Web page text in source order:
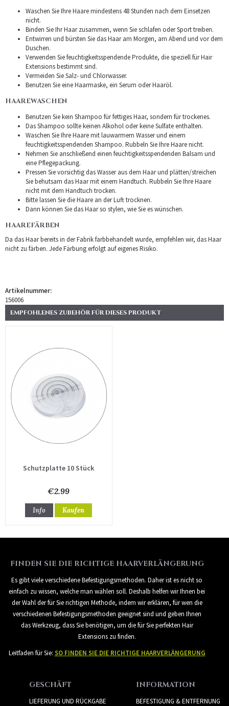
Waschen Sie Ihre Haare mindestens 48 Stunden nach dem Einsetzen
nicht.
Binden Sie Ihr Haar zusammen, wenn Sie schlafen oder Sport treiben.
Entwirren und bürsten Sie das Haar am Morgen, am Abend und vor dem
Duschen.
Verwenden Sie feuchtigkeitsspendende Produkte, die speziell für Hair
Extensions bestimmt sind.
Vermeiden Sie Salz- und Chlorwasser.
Benutzen Sie eine Haarmaske, ein Serum oder Haaröl.
HAAREWASCHEN
Benutzen Sie kein Shampoo für fettiges Haar, sondern für trockenes.
Das Shampoo sollte keinen Alkohol oder keine Sulfate enthalten.
Waschen Sie Ihre Haare mit lauwarmem Wasser und einem
feuchtigkeitsspendenden Shampoo. Rubbeln Sie Ihre Haare nicht.
Nehmen Sie anschließend einen feuchtigkeitsspendenden Balsam und
eine Pflegepackung.
Pressen Sie vorsichtig das Wasser aus dem Haar und plätten/streichen
Sie behutsam das Haar mit einem Handtuch. Rubbeln Sie Ihre Haare
nicht mit dem Handtuch trocken.
Bitte lassen Sie die Haare an der Luft trocknen.
Dann können Sie das Haar so stylen, wie Sie es wünschen.
HAAREFÄRBEN
Da das Haar bereits in der Fabrik farbbehandelt wurde, empfehlen wir, das Haar
nicht zu färben. Jede Färbung erfolgt auf eigenes Risiko.
Artikelnummer:
156006
EMPFOHLENES ZUBEHÖR FÜR DIESES PRODUKT
Schutzplatte 10 Stück
€2.99
Info Kaufen
FINDEN SIE DIE RICHTIGE HAARVERLÄNGERUNG
Es gibt viele verschiedene Befestigungsmethoden. Daher ist es nicht so
einfach zu wissen, welche man wählen soll. Deshalb helfen wir Ihnen bei
der Wahl der für Sie richtigen Methode, indem wir erklären, für wen die
verschiedenen Befestigungsmethoden geeignet sind und geben Ihnen
das Werkzeug, dass Sie benötigen, um die für Sie perfekten Hair
Extensions zu finden.
Leitfaden für Sie: SO FINDEN SIE DIE RICHTIGE HAARVERLÄNGERUNG
GESCHÄFT
LIEFERUNG UND RÜCKGABE
INFORMATION
BEFESTIGUNG & ENTFERNUNG